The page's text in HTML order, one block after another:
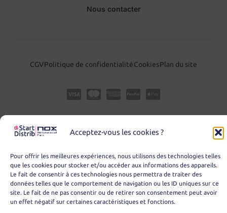
Acceptez-vous les cookies ?
Pour offrir les meilleures expériences, nous utilisons des technologies telles
que les cookies pour stocker et/ou accéder aux informations des appareils.
Le fait de consentir à ces technologies nous permettra de traiter des
données telles que le comportement de navigation ou les ID uniques sur ce
site. Le fait de ne pas consentir ou de retirer son consentement peut avoir
un effet négatif sur certaines caractéristiques et fonctions.
Nous contacter
CGVPolitique de confidentialitéCookiesPlan du site
© Copyright 2025 – START DISTRIB